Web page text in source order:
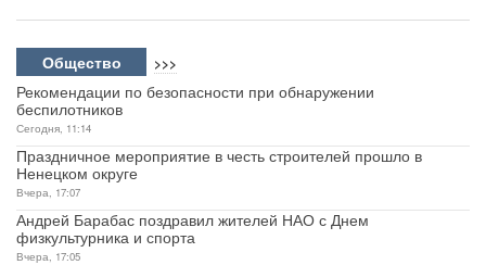
Общество >>>
Рекомендации по безопасности при обнаружении
беспилотников
Сегодня, 11:14
Праздничное мероприятие в честь строителей прошло в
Ненецком округе
Вчера, 17:07
Андрей Барабас поздравил жителей НАО с Днем
физкультурника и спорта
Вчера, 17:05